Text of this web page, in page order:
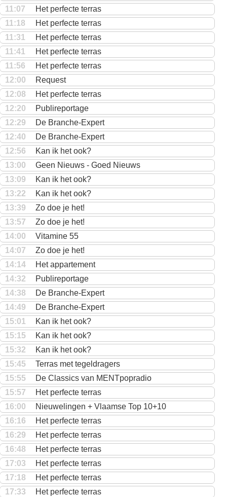
11:07
Het perfecte terras
11:18
Het perfecte terras
11:31
Het perfecte terras
11:41
Het perfecte terras
11:56
Het perfecte terras
12:00
Request
12:08
Het perfecte terras
12:20
Publireportage
12:29
De Branche-Expert
12:40
De Branche-Expert
12:56
Kan ik het ook?
13:00
Geen Nieuws - Goed Nieuws
13:09
Kan ik het ook?
13:22
Kan ik het ook?
13:39
Zo doe je het!
13:57
Zo doe je het!
14:00
Vitamine 55
14:07
Zo doe je het!
14:14
Het appartement
14:32
Publireportage
14:38
De Branche-Expert
14:49
De Branche-Expert
15:01
Kan ik het ook?
15:15
Kan ik het ook?
15:32
Kan ik het ook?
15:45
Terras met tegeldragers
15:55
De Classics van MENTpopradio
15:57
Het perfecte terras
16:00
Nieuwelingen + Vlaamse Top 10+10
16:16
Het perfecte terras
16:29
Het perfecte terras
16:48
Het perfecte terras
17:03
Het perfecte terras
17:18
Het perfecte terras
17:33
Het perfecte terras